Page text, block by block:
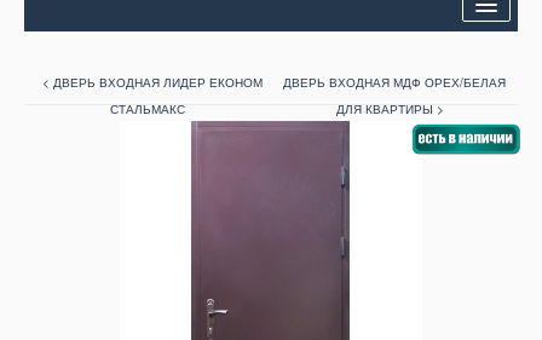
< ДВЕРЬ ВХОДНАЯ ЛИДЕР ЕКОНОМ
СТАЛЬМАКС
ДВЕРЬ ВХОДНАЯ МДФ ОРЕХ/БЕЛАЯ
ДЛЯ КВАРТИРЫ >